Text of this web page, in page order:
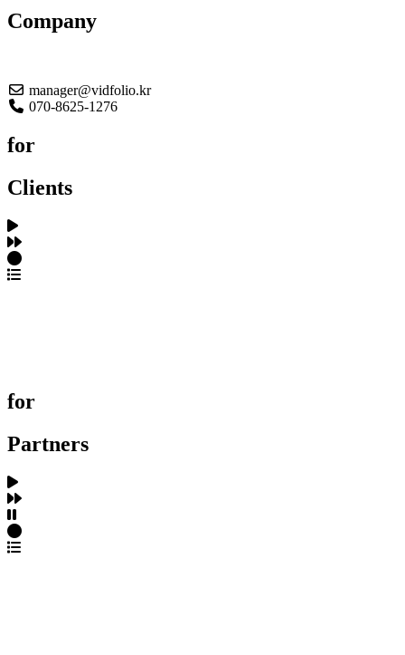
Company
manager@vidfolio.kr
070-8625-1276
for
Clients
for
Partners